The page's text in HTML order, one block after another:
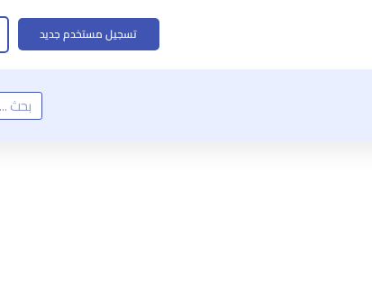
تسجيل مستخدم جديد
Search